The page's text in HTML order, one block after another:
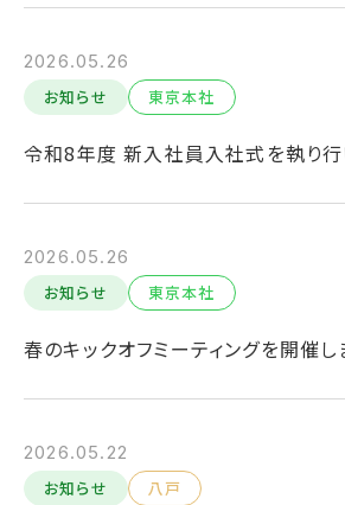
2026.05.26
お知らせ
東京本社
令和8年度 新入社員入社式を執り行
2026.05.26
お知らせ
東京本社
春のキックオフミーティングを開催し
2026.05.22
お知らせ
八戸